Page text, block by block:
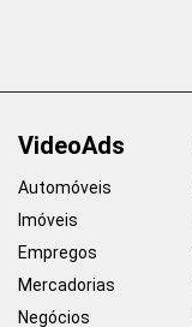
VideoAds
Automóveis
Imóveis
Empregos
Mercadorias
Negócios